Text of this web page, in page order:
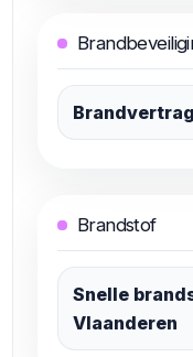
Brandstof
Snelle
Vlaanderen